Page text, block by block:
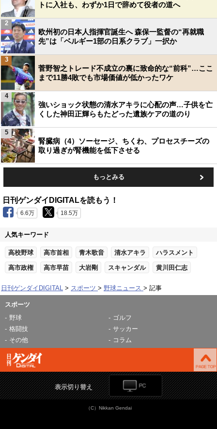
トに入社も、わずか1日で辞めて役者の道へ
欧州初の日本人指揮官誕生へ 森保一監督の“再就職
先”は「ベルギー1部の日系クラブ」一択か
2
菅野智之トレード不成立の裏に致命的な“前科”…ここ
まで11勝4敗でも市場価値が低かったワケ
3
強いショック状態の清水アキラに心配の声…子供を亡
くした神田正輝らもたどった遺族ケアの道のり
4
腎臓病（4）ソーセージ、ちくわ、プロセスチーズの
取り過ぎが腎機能を低下させる
5
もっとみる
日刊ゲンダイDIGITALを読もう！
6.6万 18.5万
人気キーワード
高校野球 高市首相 青木歌音 清水アキラ ハラスメント
高市政権 高市早苗 大岩剛 スキャンダル 黄川田仁志
日刊ゲンダイDIGITAL スポーツ 野球ニュース 記事
スポーツ
野球
ゴルフ
格闘技
サッカー
その他
コラム
表示切り替え
（C）Nikkan Gendai